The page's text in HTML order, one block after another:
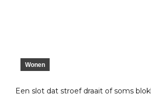
Wonen
Een slot dat stroef draait of soms